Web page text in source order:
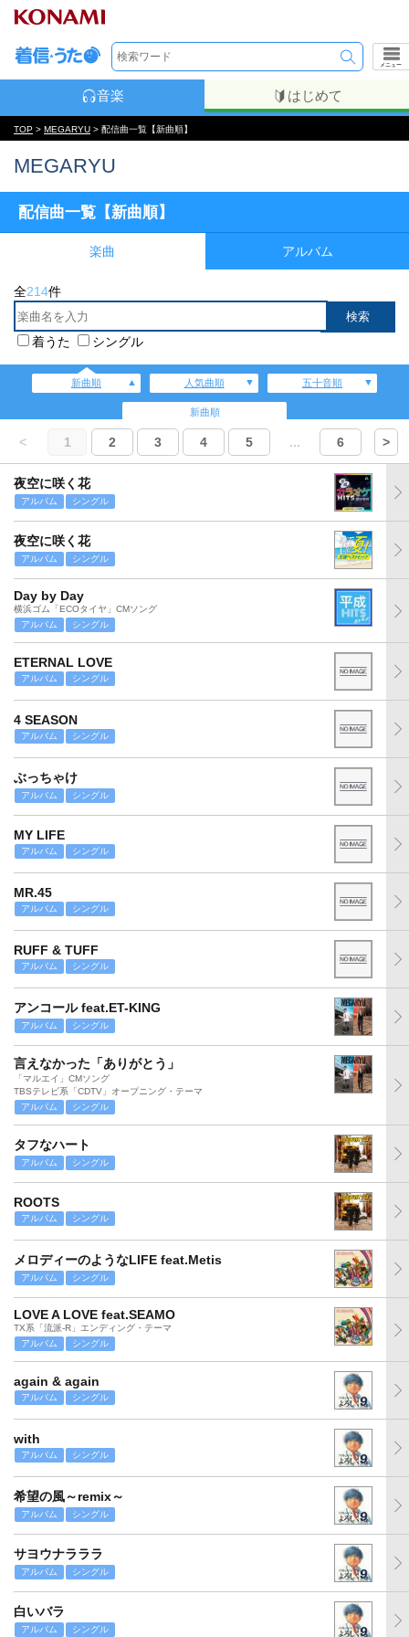
メニュー
音楽 はじめて
TOP > MEGARYU > 配信曲一覧【新曲順】
MEGARYU
配信曲一覧【新曲順】
楽曲 アルバム
全214件
着うた シングル
新曲順 人気曲順 五十音順
新曲順
< 1 2 3 4 5 ... 6 >
夜空に咲く花
アルバム シングル
夜空に咲く花
アルバム シングル
Day by Day
横浜ゴム「ECOタイヤ」CMソング
アルバム
シングル
ETERNAL LOVE
アルバム シングル
4 SEASON
アルバム シングル
ぶっちゃけ
アルバム シングル
MY LIFE
アルバム シングル
MR.45
アルバム シングル
RUFF & TUFF
アルバム シングル
アンコール feat.ET-KING
アルバム シングル
言えなかった「ありがとう」
「マルエイ」CMソング
TBSテレビ系「CDTV」オープニング・テーマ
アルバム
シングル
タフなハート
アルバム シングル
ROOTS
アルバム シングル
メロディーのようなLIFE feat.Metis
アルバム シングル
LOVE A LOVE feat.SEAMO
TX系「流派-R」エンディング・テーマ
アルバム
シングル
again & again
アルバム シングル
with
アルバム シングル
希望の風～remix～
アルバム シングル
サヨウナラララ
アルバム シングル
白いバラ
アルバム シングル